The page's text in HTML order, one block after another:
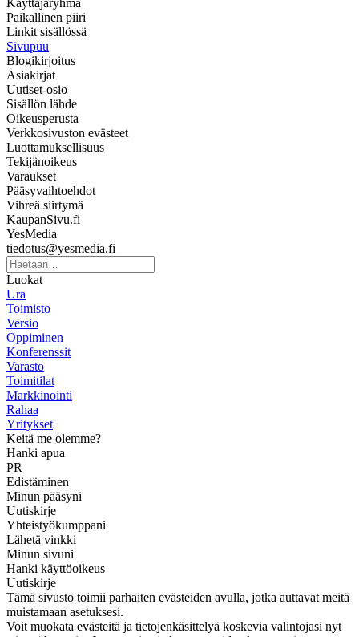
Paikallinen piiri
Linkit sisällössä
Sivupuu
Blogikirjoitus
Asiakirjat
Uutiset-osio
Sisällön lähde
Oikeusperusta
Verkkosivuston evästeet
Luottamuksellisuus
Tekijänoikeus
Varaukset
Pääsyvaihtoehdot
Vihreä siirtymä
KaupanSivu.fi
YesMedia
tiedotus@yesmedia.fi
Luokat
Ura
Toimisto
Versio
Oppiminen
Konferenssit
Varasto
Toimitilat
Markkinointi
Rahaa
Yritykset
Keitä me olemme?
Hanki apua
PR
Edistäminen
Minun pääsyni
Uutiskirje
Yhteistyökumppani
Lähetä vinkki
Minun sivuni
Hanki käyttöoikeus
Uutiskirje
Tämä sivusto toimii parhaiten evästeiden avulla, jotka auttavat meitä
muistamaan asetuksesi.
Voit muokata evästeitä ja tietojenkäsittelyä koskevia valintojasi nyt